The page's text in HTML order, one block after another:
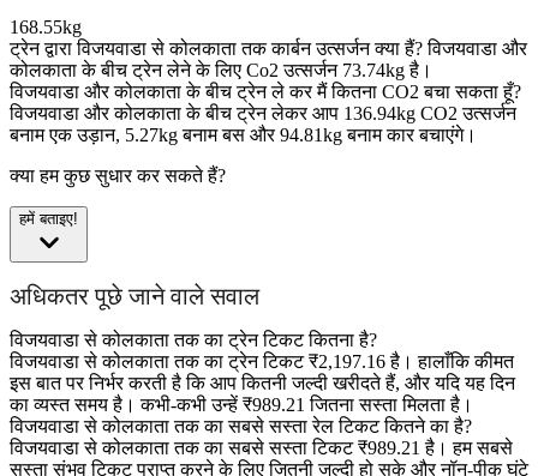
168.55kg
ट्रेन द्वारा विजयवाडा से कोलकाता तक कार्बन उत्सर्जन क्या हैं? विजयवाडा और
कोलकाता के बीच ट्रेन लेने के लिए Co2 उत्सर्जन 73.74kg है।
विजयवाडा और कोलकाता के बीच ट्रेन ले कर मैं कितना CO2 बचा सकता हूँ?
विजयवाडा और कोलकाता के बीच ट्रेन लेकर आप 136.94kg CO2 उत्सर्जन
बनाम एक उड़ान, 5.27kg बनाम बस और 94.81kg बनाम कार बचाएंगे।
क्या हम कुछ सुधार कर सकते हैं?
हमें बताइए!
अधिकतर पूछे जाने वाले सवाल
विजयवाडा से कोलकाता तक का ट्रेन टिकट कितना है?
विजयवाडा से कोलकाता तक का ट्रेन टिकट ₹2,197.16 है। हालाँकि कीमत
इस बात पर निर्भर करती है कि आप कितनी जल्दी खरीदते हैं, और यदि यह दिन
का व्यस्त समय है। कभी-कभी उन्हें ₹989.21 जितना सस्ता मिलता है।
विजयवाडा से कोलकाता तक का सबसे सस्ता रेल टिकट कितने का है?
विजयवाडा से कोलकाता तक का सबसे सस्ता टिकट ₹989.21 है। हम सबसे
सस्ता संभव टिकट प्राप्त करने के लिए जितनी जल्दी हो सके और नॉन-पीक घंटे